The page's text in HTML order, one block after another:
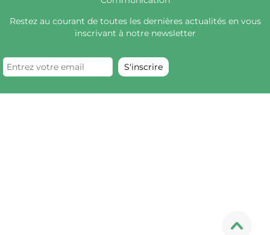
Restez au courant de toutes les dernières actualités en vous
inscrivant à notre newsletter